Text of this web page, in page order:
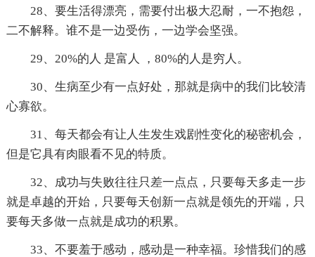
28、要生活得漂亮，需要付出极大忍耐，一不抱怨，
二不解释。谁不是一边受伤，一边学会坚强。
29、20%的人 是富人 ，80%的人是穷人。
30、生病至少有一点好处，那就是病中的我们比较清
心寡欲。
31、每天都会有让人生发生戏剧性变化的秘密机会，
但是它具有肉眼看不见的特质。
32、成功与失败往往只差一点点，只要每天多走一步
就是卓越的开始，只要每天创新一点就是领先的开端，只
要每天多做一点就是成功的积累。
33、不要羞于感动，感动是一种幸福。珍惜我们的感